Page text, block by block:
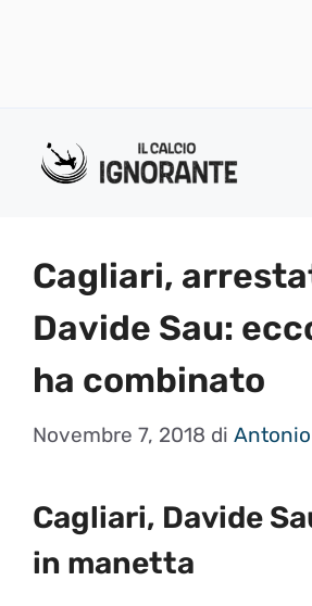
Cagliari,
Davide Sau:
ha combinato
Novembre 7, 2018 di Antonio
Cagliari, Davide
in manetta